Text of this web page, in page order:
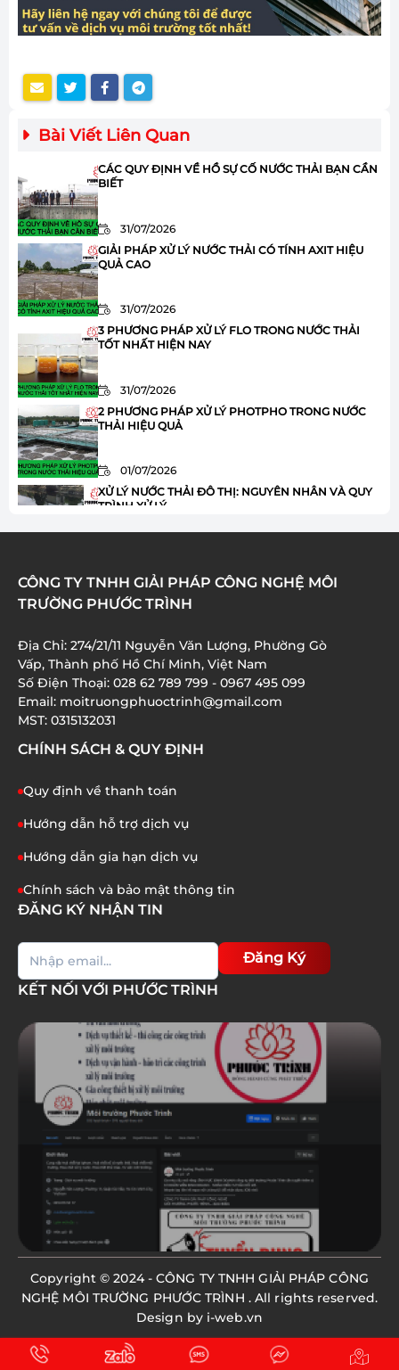
Bài Viết Liên Quan
CÁC QUY ĐỊNH VỀ HỒ SỰ CỐ NƯỚC THẢI BẠN CẦN
BIẾT
31/07/2026
GIẢI PHÁP XỬ LÝ NƯỚC THẢI CÓ TÍNH AXIT HIỆU
QUẢ CAO
31/07/2026
3 PHƯƠNG PHÁP XỬ LÝ FLO TRONG NƯỚC THẢI
TỐT NHẤT HIỆN NAY
31/07/2026
2 PHƯƠNG PHÁP XỬ LÝ PHOTPHO TRONG NƯỚC
THẢI HIỆU QUẢ
01/07/2026
XỬ LÝ NƯỚC THẢI ĐÔ THỊ: NGUYÊN NHÂN VÀ QUY
TRÌNH XỬ LÝ
HÓA CHẤT JAVEN TRONG XỬ LÝ NƯỚC THẢI: ƯU
ĐIỂM VÀ ỨNG DỤNG
XỬ LÝ AMONI TRONG NƯỚC THẢI: 8 BƯỚC QUAN
TRỌNG BẠN CẦN BIẾT
01/07/2026
CÔNG TY TNHH GIẢI PHÁP CÔNG NGHỆ MÔI
TRƯỜNG PHƯỚC TRÌNH
Địa Chỉ: 274/21/11 Nguyễn Văn Lượng, Phường Gò
Vấp, Thành phố Hồ Chí Minh, Việt Nam
Số Điện Thoại: 028 62 789 799 - 0967 495 099
Email: moitruongphuoctrinh@gmail.com
MST: 0315132031
CHÍNH SÁCH & QUY ĐỊNH
Quy định về thanh toán
Hướng dẫn hỗ trợ dịch vụ
Hướng dẫn gia hạn dịch vụ
Chính sách và bảo mật thông tin
ĐĂNG KÝ NHẬN TIN
Đăng Ký
KẾT NỐI VỚI PHƯỚC TRÌNH
Copyright © 2024 -CÔNG TY TNHH GIẢI PHÁP CÔNG
NGHỆ MÔI TRƯỜNG PHƯỚC TRÌNH . All rights reserved.
Design by i-web.vn